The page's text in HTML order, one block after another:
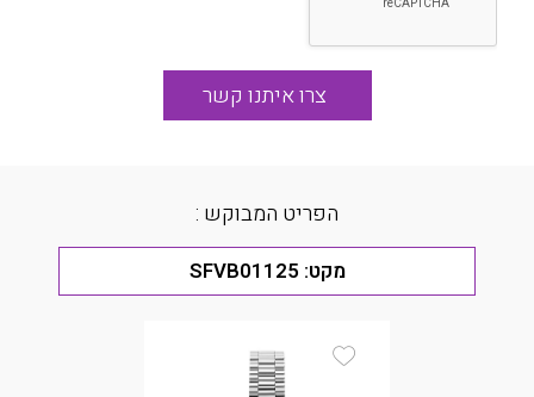
הפריט המבוקש :
מקט: SFVB01125
Add Wishlist